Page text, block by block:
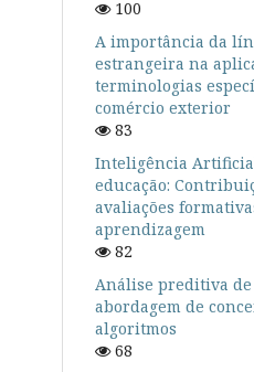
100
A importância da
estrangeira na
terminologias
comércio exterior
83
Inteligência
educação:
avaliações
aprendizagem
82
Análise preditiva de
abordagem de
algoritmos
68